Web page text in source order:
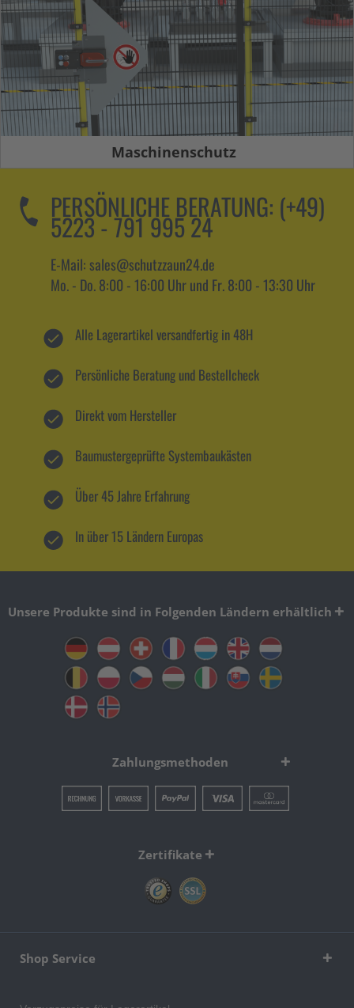
Maschinenschutz
PERSÖNLICHE BERATUNG: (+49)
5223 - 791 995 24
E-Mail: sales@schutzzaun24.de
Mo. - Do. 8:00 - 16:00 Uhr und Fr. 8:00 - 13:30 Uhr
Alle Lagerartikel versandfertig in 48H
Persönliche Beratung und Bestellcheck
Direkt vom Hersteller
Baumustergeprüfte Systembaukästen
Über 45 Jahre Erfahrung
In über 15 Ländern Europas
Unsere Produkte sind in Folgenden Ländern erhältlich
Zahlungsmethoden
Zertifikate
Shop Service